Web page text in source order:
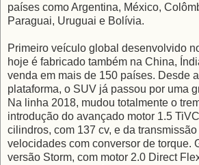
países como Argentina, México,
Paraguai, Uruguai e Bolívia.
Primeiro veículo global desenvolvido
hoje é fabricado também na China,
venda em mais de 150 países. Desde
plataforma, o SUV já passou por uma
Na linha 2018, mudou totalmente o
introdução do avançado motor 1.5
cilindros, com 137 cv, e da
velocidades com conversor de torque.
versão Storm, com motor 2.0 Direct